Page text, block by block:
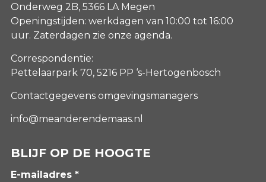
Onderweg 2B, 5366 LA Megen
Openingstijden: werkdagen van 10:00 tot 16:00
uur. Zaterdagen zie onze agenda.
Correspondentie:
Pettelaarpark 70, 5216 PP ‘s-Hertogenbosch
Contactgegevens omgevingsmanagers
info@meanderendemaas.nl
BLIJF OP DE HOOGTE
E-mailadres *